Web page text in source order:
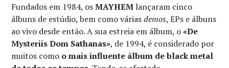
Fundados em 1984, osMAYHEM lançaram cinco
álbuns de estúdio, bem como váriasdemos, EPs e álbuns
ao vivo desde então. A sua estreia em álbum, o«De
Mysteriis Dom Sathanas», de 1994, é considerado por
muitos como o mais influente álbum de black metal